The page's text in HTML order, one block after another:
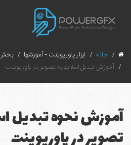
خانه ابزار پاورپوینت - آموزشها
بخش
آموزش تبدیل اسلاید به تصویر در پاورپوینت
آموزش نحوه تبدیل
تصویر در پاورپوینت